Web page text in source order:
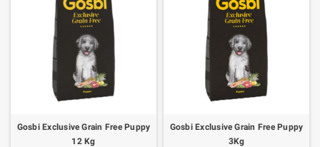
Gosbi Exclusive Grain Free Puppy
12 Kg
Gosbi Exclusive Grain Free Puppy
3Kg